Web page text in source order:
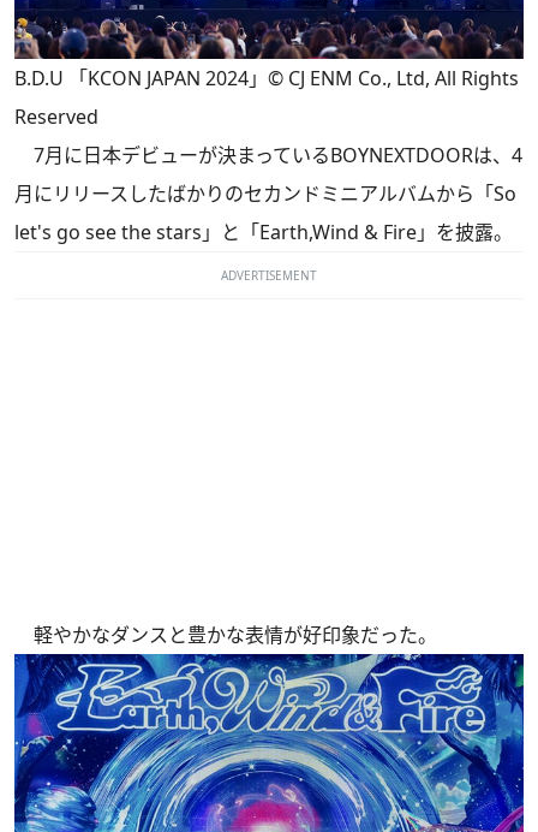
B.D.U 「KCON JAPAN 2024」© CJ ENM Co., Ltd, All Rights
Reserved
7月に日本デビューが決まっているBOYNEXTDOORは、4
月にリリースしたばかりのセカンドミニアルバムから「So
let's go see the stars」と「Earth,Wind & Fire」を披露。
ADVERTISEMENT
軽やかなダンスと豊かな表情が好印象だった。